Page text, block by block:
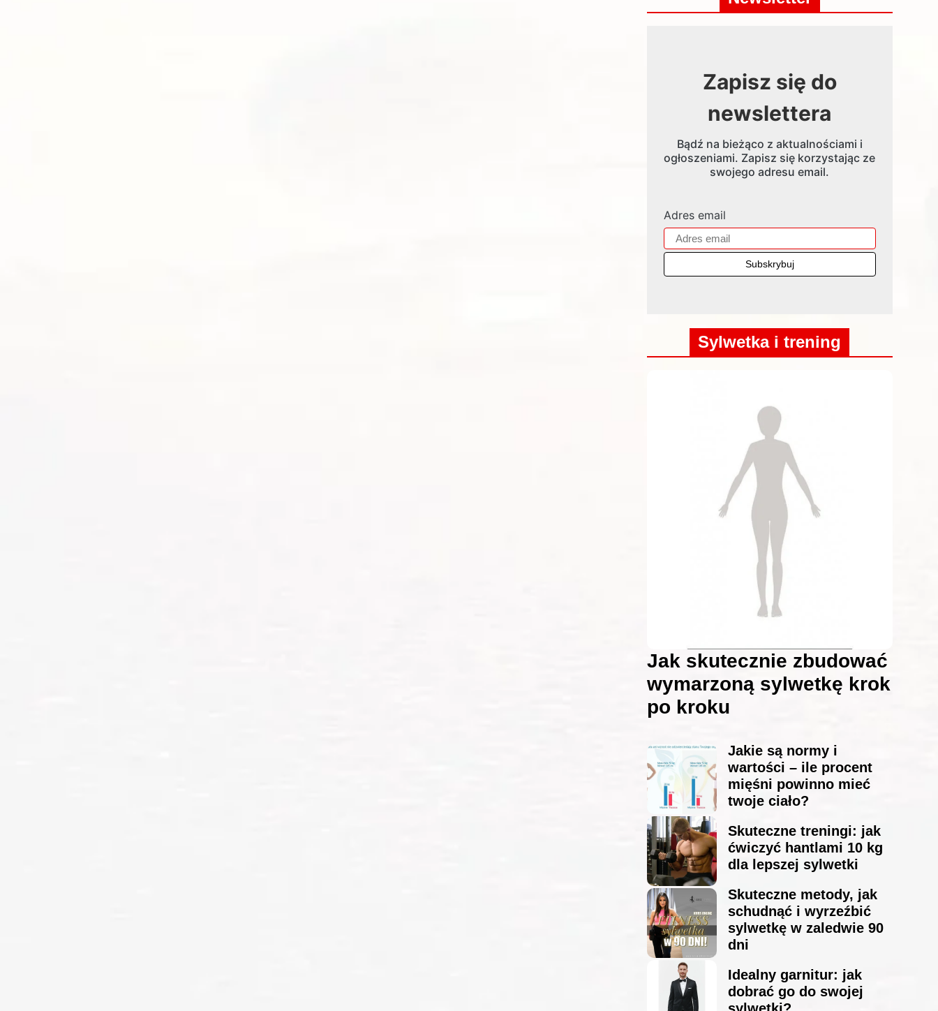
Zapisz się do
newslettera
Bądź na bieżąco z aktualnościami i
ogłoszeniami. Zapisz się korzystając ze
swojego adresu email.
Adres email
Sylwetka i trening
Jak skutecznie zbudować
wymarzoną sylwetkę krok
po kroku
Jakie są normy i
wartości – ile procent
mięśni powinno mieć
twoje ciało?
Skuteczne treningi: jak
ćwiczyć hantlami 10 kg
dla lepszej sylwetki
Skuteczne metody, jak
schudnąć i wyrzeźbić
sylwetkę w zaledwie 90
dni
Idealny garnitur: jak
dobrać go do swojej